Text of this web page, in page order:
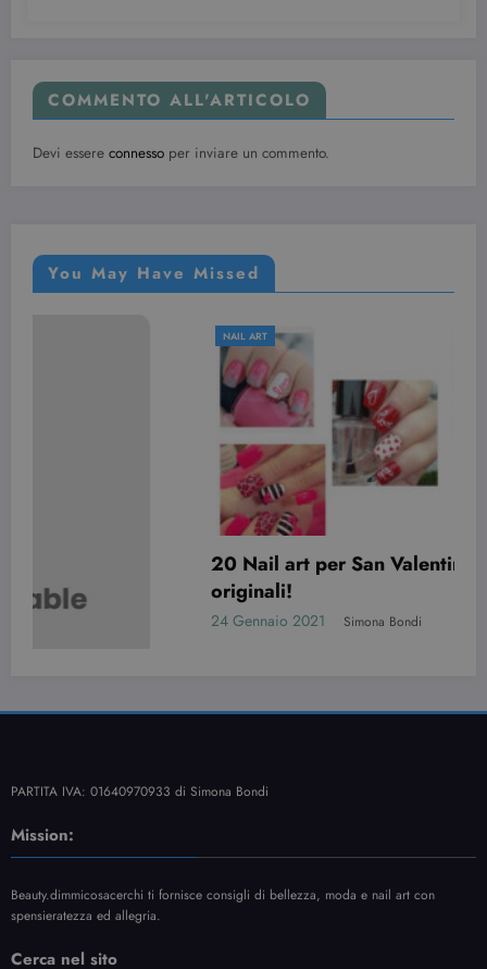
COMMENTO ALL'ARTICOLO
Devi essere connesso per inviare un commento.
You May Have Missed
20 Nail art per San Valentino davvero
originali!
Simona Bondi
PARTITA IVA: 01640970933 di Simona Bondi
Mission:
Beauty.dimmicosacerchi ti fornisce consigli di bellezza, moda e nail art con
spensieratezza ed allegria.
Cerca nel sito